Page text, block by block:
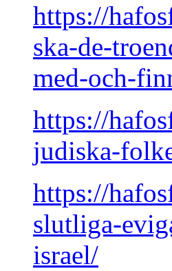
https://
ska-de-
med-och-
https://
judiska-
https://
slutliga-
israel/